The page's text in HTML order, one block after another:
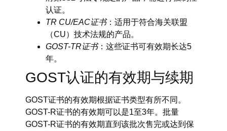
认证。
TR CU/EAC证书：适用于符合海关联盟
（CU）技术法规的产品。
GOST-TR证书：这些证书可有效期长达5
年。
GOST认证的有效期与续期
GOST证书的有效期根据证书类型有所不同。
GOST-R证书的有效期可以是1至3年。批量
GOST-R证书的有效期直到该批次售完或达到保